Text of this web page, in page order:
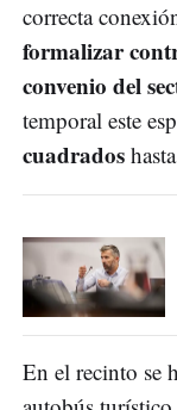
correcta
formalizar
convenio del
temporal este
cuadrados
En el recinto se